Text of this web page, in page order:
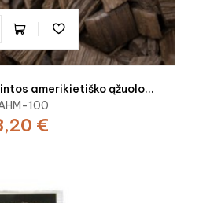
amerikietiško ąžuolo...
100
€